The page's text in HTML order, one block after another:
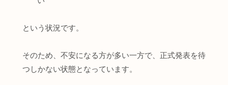
という状況です。
そのため、不安になる方が多い一方で、正式発表を待
つしかない状態となっています。